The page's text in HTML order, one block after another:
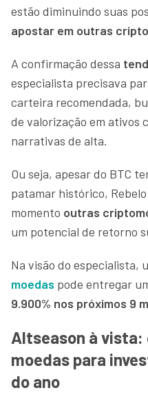
estão diminuindo suas
apostar em outras
A confirmação dessa
especialista precisava
carteira recomendada,
de valorização em ativos
narrativas de alta.
Ou seja, apesar do BTC
patamar histórico,
momento outras
um potencial de retorno
Na visão do especialista,
moedas pode entregar
9.900% nos próximos 9
Altseason à
moedas para
do ano